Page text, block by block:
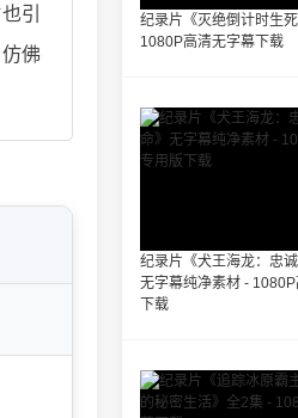
引
佛
纪录片《灭绝倒计时生
1080P高清无字幕下载
纪录片《犬王海龙：忠
无字幕纯净素材 -
下载